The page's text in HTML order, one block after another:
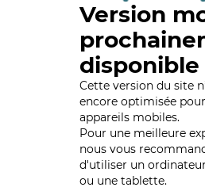
Version
disponible
Cette version du site
encore optimisée
appareils mobiles.
Pour une meilleure
nous vous
d'utiliser un
ou une tablette.